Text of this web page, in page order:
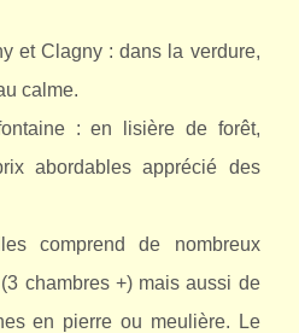
et Clagny : dans la verdure,
calme.
: en lisière de forêt,
abordables apprécié des
comprend de nombreux
chambres +) mais aussi de
en pierre ou meulière. Le